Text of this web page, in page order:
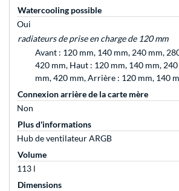
Watercooling possible
Oui
radiateurs de prise en charge de 120 mm
Avant : 120 mm, 140 mm, 240 mm,
420 mm, Haut : 120 mm, 140 mm,
mm, 420 mm, Arrière : 120 mm, 140
Connexion arrière de la carte mère
Non
Plus d'informations
Hub de ventilateur ARGB
Volume
113 l
Dimensions